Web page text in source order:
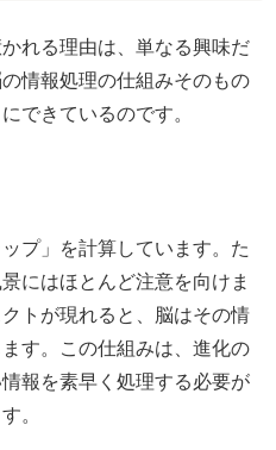
れる理由は、単なる興味だ
情報処理の仕組みそのもの
できているのです。
プ」を計算しています。た
にはほとんど注意を向けま
トが現れると、脳はその情
す。この仕組みは、進化の
報を素早く処理する必要が
。